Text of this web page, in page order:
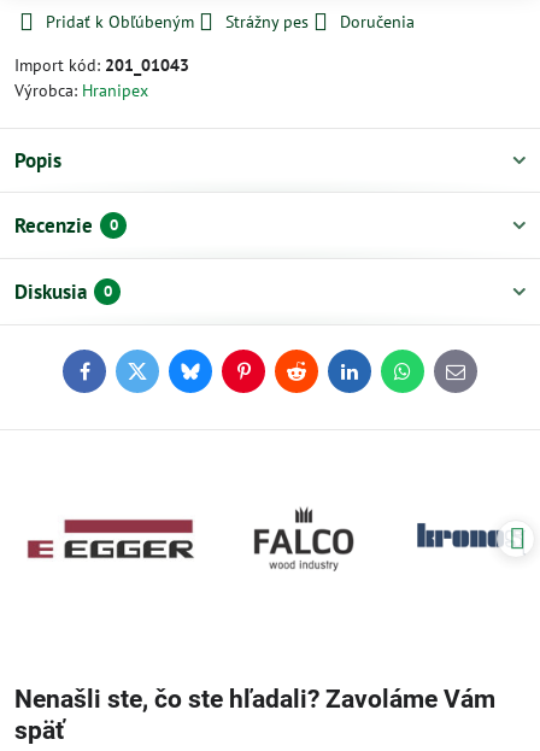
Pridať k Obľúbeným Strážny pes
Doručenia
Import kód: 201_01043
Výrobca: Hranipex
Popis
Recenzie 0
Diskusia 0
FacebookTwitterBlueskyPinterestReddit LinkedInWhatsApp
E-
mail
Nenašli ste, čo ste hľadali? Zavoláme Vám
späť